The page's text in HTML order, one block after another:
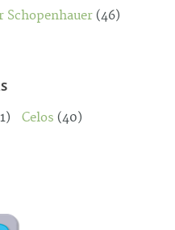
Schopenhauer (46)
Celos (40)